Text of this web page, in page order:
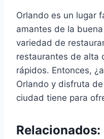
Orlando es un lugar
amantes de la
variedad de
restaurantes de alta
rápidos. Entonces,
Orlando y disfruta
ciudad tiene para
Relacionados: